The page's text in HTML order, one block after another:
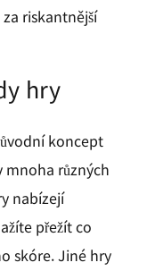
riskantnější
hry
koncept
mnoha různých
nabízejí
přežít co
skóre. Jiné hry